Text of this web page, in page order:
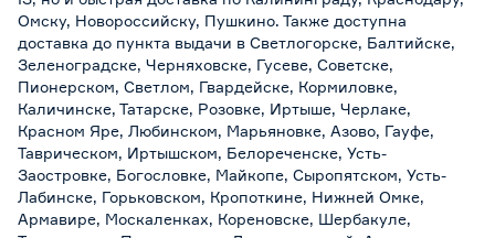
Омску, Новороссийску, Пушкино. Также доступна
доставка до пункта выдачи в Светлогорске, Балтийске,
Зеленоградске, Черняховске, Гусеве, Советске,
Пионерском, Светлом, Гвардейске, Кормиловке,
Каличинске, Татарске, Розовке, Иртыше, Черлаке,
Красном Яре, Любинском, Марьяновке, Азово, Гауфе,
Таврическом, Иртышском, Белореченске, Усть-
Заостровке, Богословке, Майкопе, Сыропятском, Усть-
Лабинске, Горьковском, Кропоткине, Нижней Омке,
Армавире, Москаленках, Кореновске, Шербакуле,